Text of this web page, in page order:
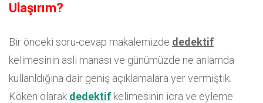
Ulaşırım?
Bir önceki soru-cevap makalemizde dedektif
kelimesinin asli manası ve günümüzde ne anlamda
kullanldığına dair geniş açıklamalara yer vermiştik.
Köken olarak dedektif kelimesinin icra ve eyleme